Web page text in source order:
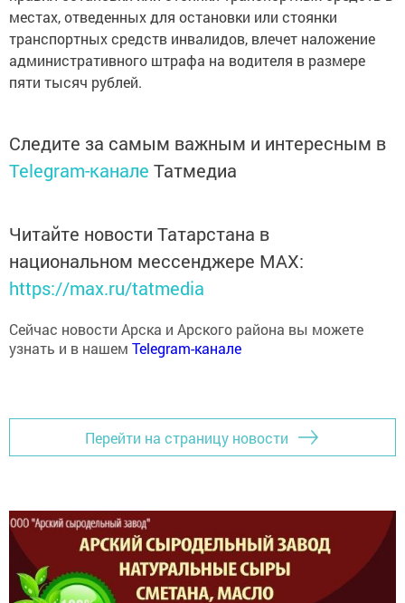
местах, отведенных для остановки или стоянки
транспортных средств инвалидов, влечет наложение
административного штрафа на водителя в размере
пяти тысяч рублей.
Следите за самым важным и интересным в
Telegram-канале Татмедиа
Читайте новости Татарстана в
национальном мессенджере MАХ:
https://max.ru/tatmedia
Сейчас новости Арска и Арского района вы можете
узнать и в нашемTelegram-канале
Перейти на страницу новости